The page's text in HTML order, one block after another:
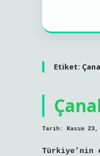
Etiket:
Tarih: Kasım 23,
Türkiye’nin